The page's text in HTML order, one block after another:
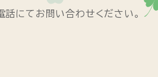
話にてお問い合わせください。